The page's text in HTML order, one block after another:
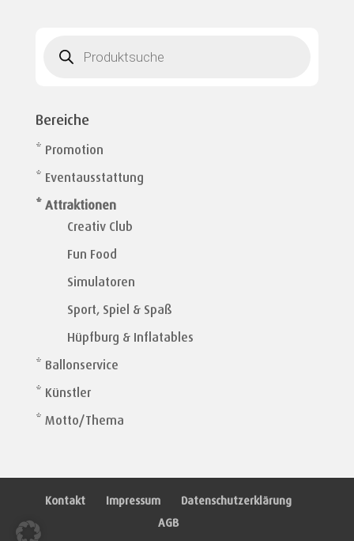
search
Bereiche
* Promotion
* Eventausstattung
* Attraktionen
Creativ Club
Fun Food
Simulatoren
Sport, Spiel & Spaß
Hüpfburg & Inflatables
* Ballonservice
* Künstler
* Motto/Thema
Kontakt Impressum
Datenschutzerklärung
AGB